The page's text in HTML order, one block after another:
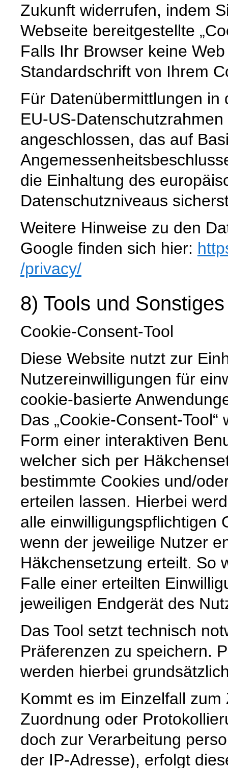
Zukunft widerrufen, indem
Webseite bereitgestellte
Falls Ihr Browser keine
Standardschrift von Ihrem
Für Datenübermittlungen in
EU-US-
angeschlossen, das auf
die Einhaltung des
Datenschutzniveaus
Weitere Hinweise zu den
Google finden sich hier:
/privacy/
8) Tools und Sonstiges
Cookie-Consent-Tool
Diese Website nutzt zur
Nutzereinwilligungen für
cookie-basierte
Das „Cookie-Consent-
Form einer interaktiven
welcher sich per
bestimmte Cookies und/
erteilen lassen. Hierbei
alle einwilligungspflichtigen
wenn der jeweilige Nutzer
Häkchensetzung erteilt. So
Falle einer erteilten
jeweiligen Endgerät des
Das Tool setzt technisch
Präferenzen zu speichern.
werden hierbei
Kommt es im Einzelfall
Zuordnung oder
doch zur Verarbeitung
der IP-Adresse), erfolgt